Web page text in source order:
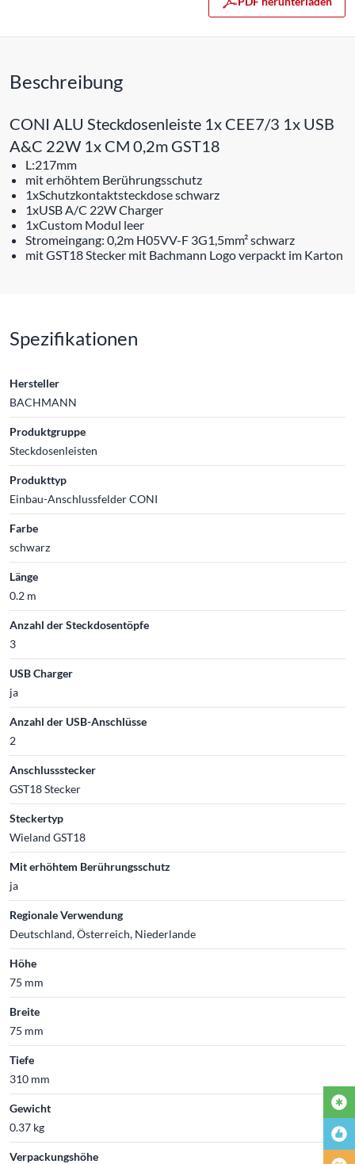
Beschreibung
CONI ALU Steckdosenleiste 1x CEE7/3 1x USB
A&C 22W 1x CM 0,2m GST18
L:217mm
mit erhöhtem Berührungsschutz
1xSchutzkontaktsteckdose schwarz
1xUSB A/C 22W Charger
1xCustom Modul leer
Stromeingang: 0,2m H05VV-F 3G1,5mm² schwarz
mit GST18 Stecker mit Bachmann Logo verpackt im Karton
Spezifikationen
Hersteller
BACHMANN
Produktgruppe
Steckdosenleisten
Produkttyp
Einbau-Anschlussfelder CONI
Farbe
schwarz
Länge
0.2 m
Anzahl der Steckdosentöpfe
3
USB Charger
ja
Anzahl der USB-Anschlüsse
2
Anschlussstecker
GST18 Stecker
Steckertyp
Wieland GST18
Mit erhöhtem Berührungsschutz
ja
Regionale Verwendung
Deutschland, Österreich, Niederlande
Höhe
75 mm
Breite
75 mm
Tiefe
310 mm
Gewicht
0.37 kg
Verpackungshöhe